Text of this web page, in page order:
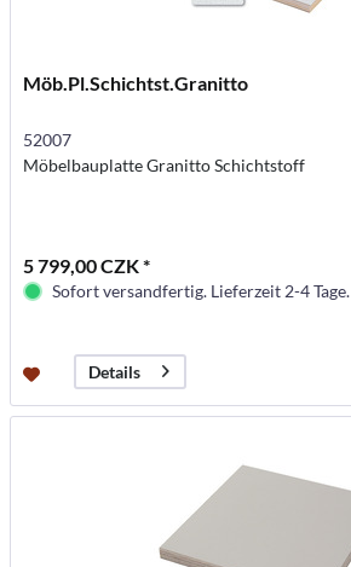
Möb.Pl.Schichtst.Granitto
52007
Möbelbauplatte Granitto Schichtstoff
5 799,00 CZK *
Sofort versandfertig. Lieferzeit 2-4 Tage.
Details